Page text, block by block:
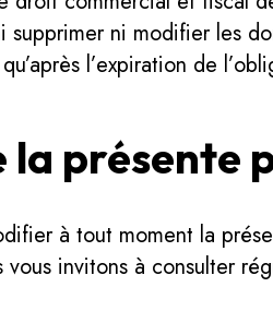
supprimer ni modifier les
l’expiration de
présente
à tout moment la
invitons à consulter